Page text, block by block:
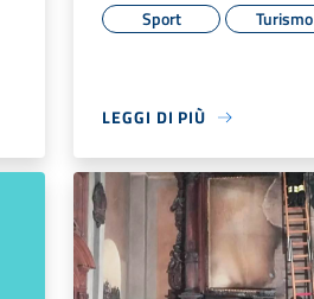
Sport Turismo
LEGGI DI PIÙ